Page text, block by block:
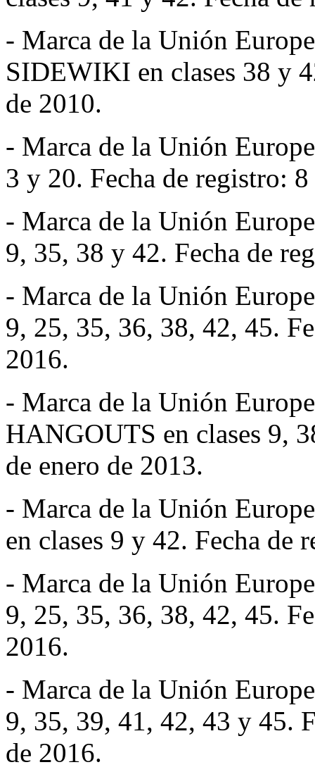
- Marca de la Unión
SIDEWIKI en clases 38 y
de 2010.
- Marca de la Unión
3 y 20. Fecha de registro:
- Marca de la Unión
9, 35, 38 y 42. Fecha de
- Marca de la Unión
9, 25, 35, 36, 38, 42, 45.
2016.
- Marca de la Unión
HANGOUTS en clases 9,
de enero de 2013.
- Marca de la Unión
en clases 9 y 42. Fecha de
- Marca de la Unión
9, 25, 35, 36, 38, 42, 45.
2016.
- Marca de la Unión
9, 35, 39, 41, 42, 43 y 45.
de 2016.